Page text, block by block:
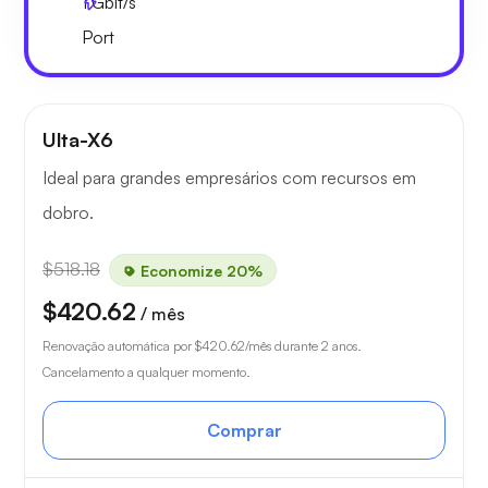
Port
Ulta-X6
Ideal para grandes empresários com recursos em
dobro.
$518.18 Economize 20%
$420.62 / mês
Renovação automática por $420.62/mês durante 2 anos.
Cancelamento a qualquer momento.
Comprar